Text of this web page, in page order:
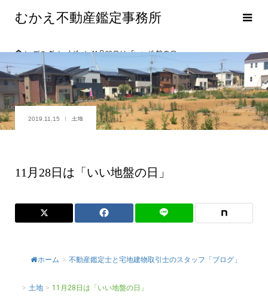
むかえ不動産鑑定事務所
ブログ 土地 11月28日は「いい地盤の日」
2019.11.15 土地
11月28日は「いい地盤の日」
ホーム > 不動産鑑定士と宅地建物取引士のスタッフ「ブログ」
> 土地 > 11月28日は「いい地盤の日」